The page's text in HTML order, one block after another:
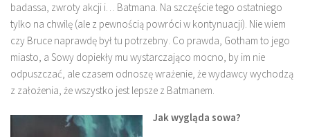
badassa, zwroty akcji i… Batmana. Na szczęście tego ostatniego
tylko na chwilę (ale z pewnością powróci w kontynuacji). Nie wiem
czy Bruce naprawdę był tu potrzebny. Co prawda, Gotham to jego
miasto, a Sowy dopiekły mu wystarczająco mocno, by im nie
odpuszczać, ale czasem odnoszę wrażenie, że wydawcy wychodzą
z założenia, że wszystko jest lepsze z Batmanem.
Jak wygląda sowa?